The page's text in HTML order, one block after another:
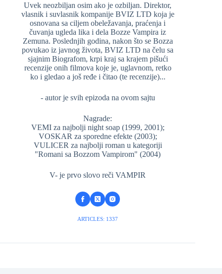
Uvek neozbiljan osim ako je ozbiljan. Direktor,
vlasnik i suvlasnik kompanije BVIZ LTD koja je
osnovana sa ciljem obeležavanja, praćenja i
čuvanja ugleda lika i dela Bozze Vampira iz
Zemuna. Poslednjih godina, nakon što se Bozza
povukao iz javnog života, BVIZ LTD na čelu sa
sjajnim Biografom, krpi kraj sa krajem pišući
recenzije onih filmova koje je, uglavnom, retko
ko i gledao a još ređe i čitao (te recenzije)...
- autor je svih epizoda na ovom sajtu
Nagrade:
VEMI za najbolji night soap (1999, 2001);
VOSKAR za sporedne efekte (2003);
VULICER za najbolji roman u kategoriji
"Romani sa Bozzom Vampirom" (2004)
V- je prvo slovo reči VAMPIR
ARTICLES: 1337